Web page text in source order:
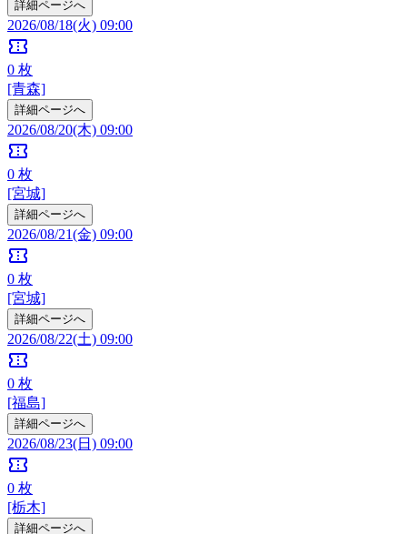
詳細ページへ
2026/08/18(火) 09:00
confirmation_number
0 枚
[青森]
詳細ページへ
2026/08/20(木) 09:00
confirmation_number
0 枚
[宮城]
詳細ページへ
2026/08/21(金) 09:00
confirmation_number
0 枚
[宮城]
詳細ページへ
2026/08/22(土) 09:00
confirmation_number
0 枚
[福島]
詳細ページへ
2026/08/23(日) 09:00
confirmation_number
0 枚
[栃木]
詳細ページへ